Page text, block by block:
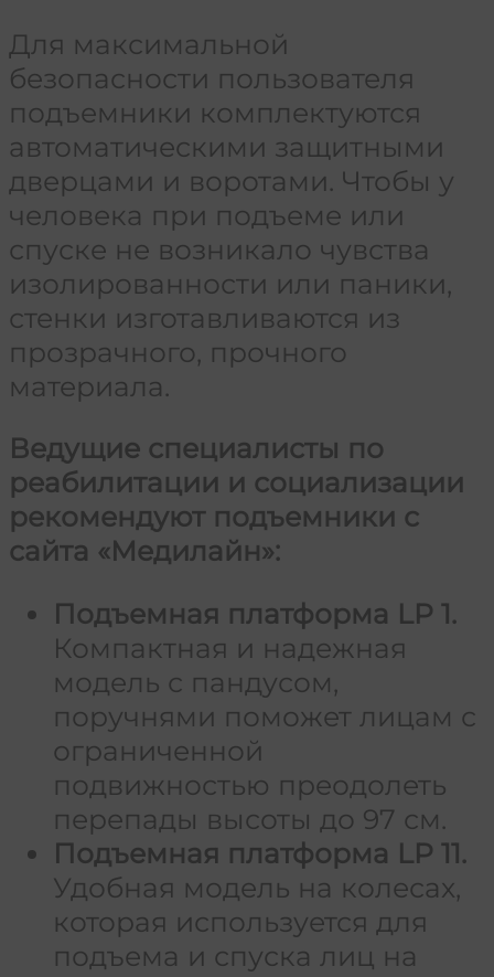
Для максимальной
безопасности пользователя
подъемники комплектуются
автоматическими защитными
дверцами и воротами. Чтобы у
человека при подъеме или
спуске не возникало чувства
изолированности или паники,
стенки изготавливаются из
прозрачного, прочного
материала.
Ведущие специалисты по
реабилитации и социализации
рекомендуют подъемники с
сайта «Медилайн»:
Подъемная платформа LP 1.
Компактная и надежная
модель с пандусом,
поручнями поможет лицам с
ограниченной
подвижностью преодолеть
перепады высоты до 97 см.
Подъемная платформа LP 11.
Удобная модель на колесах,
которая используется для
подъема и спуска лиц на